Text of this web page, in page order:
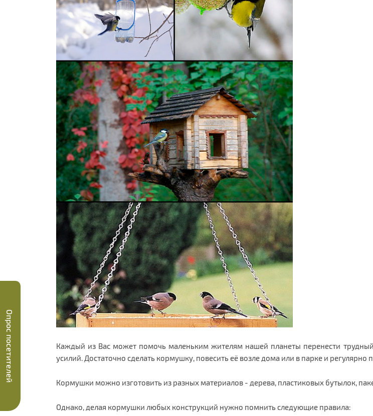
Каждый из Вас может помочь маленьким жителям нашей планеты перенести
усилий. Достаточно сделать кормушку, повесить её возле дома или в парке и регулярно
Кормушки можно изготовить из разных материалов - дерева, пластиковых бутылок,
Однако, делая кормушки любых конструкций нужно помнить следующие правила:
Опрос посетителей